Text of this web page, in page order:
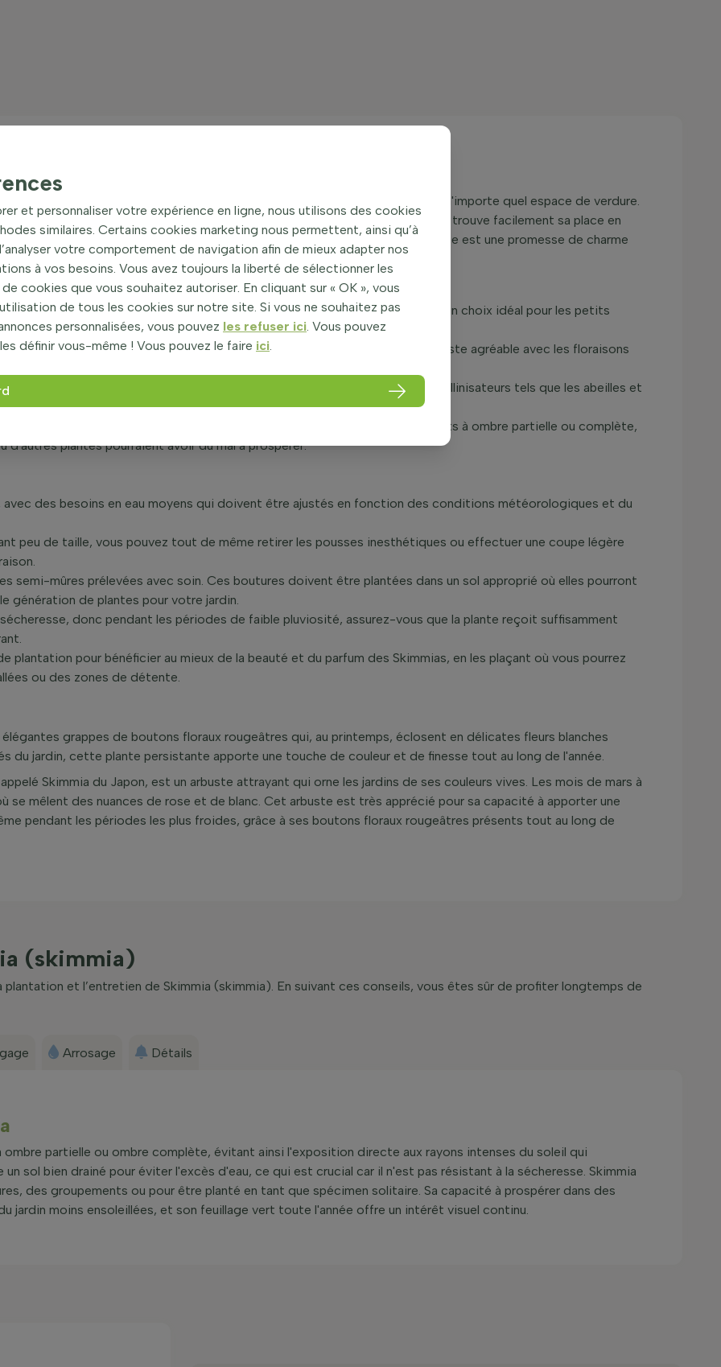
persistantes, est célèbre pour son allure compacte et sa capacité à embellir n'importe quel espace de verdure.
de rose et de blanc au printemps, Skimmia est une plante polyvalente qui trouve facilement sa place en
solitaire ou même en pot pour décorer terrasses et balcons. Sa présence est une promesse de charme
qui conserve son éclat même en hiver.
et étalée, atteignant une hauteur ultime d'environ 1 mètre, ce qui en fait un choix idéal pour les petits
verte et luxuriante dans votre jardin à chaque saison, offrant un contraste agréable avec les floraisons
parfumées qui non seulement captivent les sens, mais attirent aussi les pollinisateurs tels que les abeilles et
variété de conditions, préférant les sols bien drainés et les emplacements à ombre partielle ou complète,
d'autres plantes pourraient avoir du mal à prospérer.
des besoins en eau moyens qui doivent être ajustés en fonction des conditions météorologiques et du
peu de taille, vous pouvez tout de même retirer les pousses inesthétiques ou effectuer une coupe légère
semi-mûres prélevées avec soin. Ces boutures doivent être plantées dans un sol approprié où elles pourront
génération de plantes pour votre jardin.
donc pendant les périodes de faible pluviosité, assurez-vous que la plante reçoit suffisamment
plantation pour bénéficier au mieux de la beauté et du parfum des Skimmias, en les plaçant où vous pourrez
ou des zones de détente.
élégantes grappes de boutons floraux rougeâtres qui, au printemps, éclosent en délicates fleurs blanches
du jardin, cette plante persistante apporte une touche de couleur et de finesse tout au long de l'année.
Skimmia du Japon, est un arbuste attrayant qui orne les jardins de ses couleurs vives. Les mois de mars à
se mêlent des nuances de rose et de blanc. Cet arbuste est très apprécié pour sa capacité à apporter une
pendant les périodes les plus froides, grâce à ses boutons floraux rougeâtres présents tout au long de
(skimmia)
et l’entretien de Skimmia (skimmia). En suivant ces conseils, vous êtes sûr de profiter longtemps de
Arrosage Détails
partielle ou ombre complète, évitant ainsi l'exposition directe aux rayons intenses du soleil qui
sol bien drainé pour éviter l'excès d'eau, ce qui est crucial car il n'est pas résistant à la sécheresse. Skimmia
des groupements ou pour être planté en tant que spécimen solitaire. Sa capacité à prospérer dans des
jardin moins ensoleillées, et son feuillage vert toute l'année offre un intérêt visuel continu.
et personnaliser votre expérience en ligne, nous utilisons des cookies
similaires. Certains cookies marketing nous permettent, ainsi qu’à
votre comportement de navigation afin de mieux adapter nos
à vos besoins. Vous avez toujours la liberté de sélectionner les
cookies que vous souhaitez autoriser. En cliquant sur « OK », vous
de tous les cookies sur notre site. Si vous ne souhaitez pas
personnalisées, vous pouvez les refuser ici. Vous pouvez
définir vous-même ! Vous pouvez le faire ici.